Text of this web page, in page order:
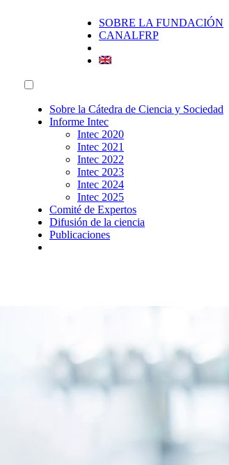
SOBRE LA FUNDACIÓN
CANALFRP
Sobre la Cátedra de Ciencia y Sociedad
Informe Intec
Intec 2020
Intec 2021
Intec 2022
Intec 2023
Intec 2024
Intec 2025
Comité de Expertos
Difusión de la ciencia
Publicaciones